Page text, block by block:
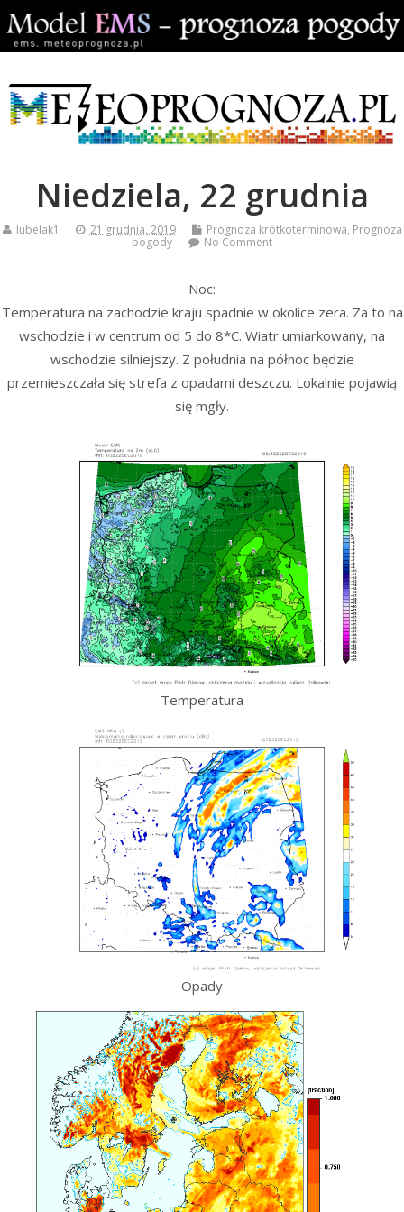
Niedziela, 22 grudnia
lubelak1 21 grudnia, 2019 Prognoza krótkoterminowa, Prognoza
pogody
No Comment
Noc:
Temperatura na zachodzie kraju spadnie w okolice zera. Za to na
wschodzie i w centrum od 5 do 8*C. Wiatr umiarkowany, na
wschodzie silniejszy. Z południa na północ będzie
przemieszczała się strefa z opadami deszczu. Lokalnie pojawią
się mgły.
Temperatura
Opady